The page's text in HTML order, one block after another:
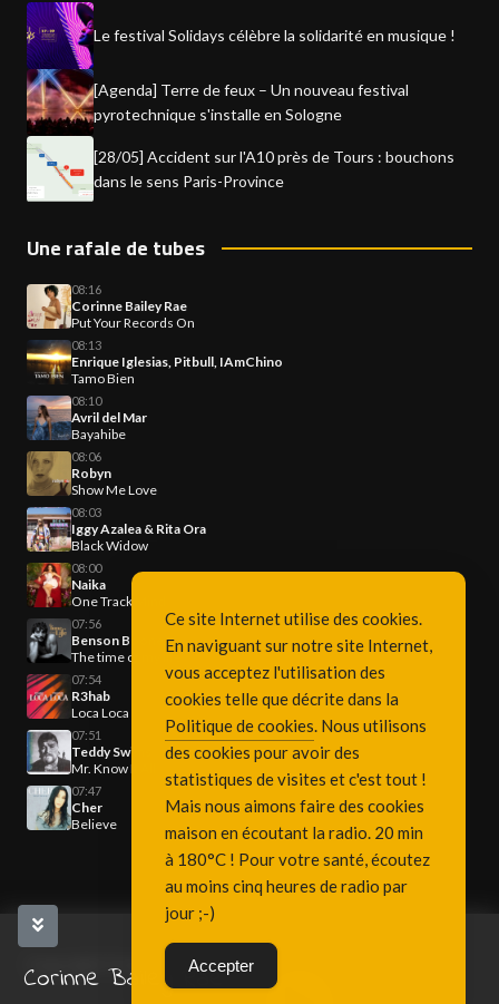
Le festival Solidays célèbre la solidarité en musique !
[Agenda] Terre de feux – Un nouveau festival
pyrotechnique s'installe en Sologne
[28/05] Accident sur l'A10 près de Tours : bouchons
dans le sens Paris-Province
Une rafale de tubes
08:16
Corinne Bailey Rae
Put Your Records On
08:13
Enrique Iglesias, Pitbull, IAmChino
Tamo Bien
08:10
Avril del Mar
Bayahibe
08:06
Robyn
Show Me Love
08:03
Iggy Azalea & Rita Ora
Black Widow
08:00
Naika
One Track Mind
07:56
Benson Boone
The time of my life
07:54
R3hab
Loca Loca
07:51
Teddy Swims
Mr. Know It All
07:47
Cher
Believe
Corinne Bailey Rae
Copyright Fréquence 3, since 2001
Ce site Internet utilise des cookies.
En naviguant sur notre site Internet,
vous acceptez l'utilisation des
cookies telle que décrite dans la
Politique de cookies. Nous utilisons
des cookies pour avoir des
statistiques de visites et c'est tout !
Mais nous aimons faire des cookies
maison en écoutant la radio. 20 min
à 180°C ! Pour votre santé, écoutez
au moins cinq heures de radio par
jour ;-)
Accepter